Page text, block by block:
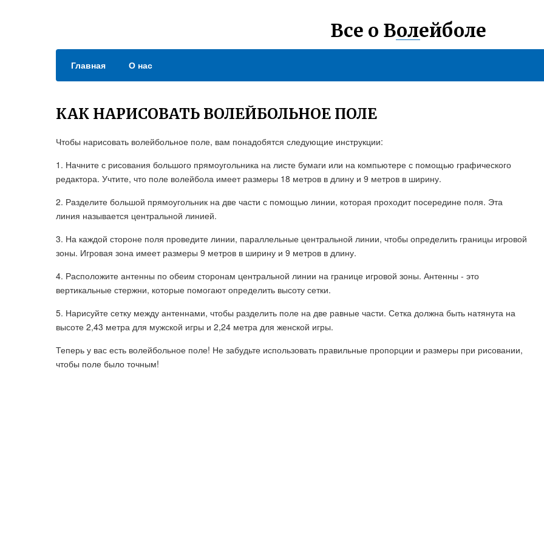
Все о Волейболе
Главная О нас
КАК НАРИСОВАТЬ ВОЛЕЙБОЛЬНОЕ ПОЛЕ
Чтобы нарисовать волейбольное поле, вам понадобятся следующие инструкции:
1. Начните с рисования большого прямоугольника на листе бумаги или на компьютере с помощью графического
редактора. Учтите, что поле волейбола имеет размеры 18 метров в длину и 9 метров в ширину.
2. Разделите большой прямоугольник на две части с помощью линии, которая проходит посередине поля. Эта
линия называется центральной линией.
3. На каждой стороне поля проведите линии, параллельные центральной линии, чтобы определить границы игровой
зоны. Игровая зона имеет размеры 9 метров в ширину и 9 метров в длину.
4. Расположите антенны по обеим сторонам центральной линии на границе игровой зоны. Антенны - это
вертикальные стержни, которые помогают определить высоту сетки.
5. Нарисуйте сетку между антеннами, чтобы разделить поле на две равные части. Сетка должна быть натянута на
высоте 2,43 метра для мужской игры и 2,24 метра для женской игры.
Теперь у вас есть волейбольное поле! Не забудьте использовать правильные пропорции и размеры при рисовании,
чтобы поле было точным!